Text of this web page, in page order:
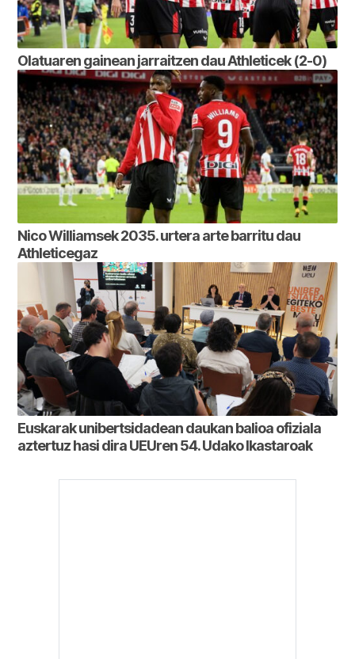
Olatuaren gainean jarraitzen dau Athleticek (2-0)
Nico Williamsek 2035. urtera arte barritu dau
Athleticegaz
Euskarak unibertsidadean daukan balioa ofiziala
aztertuz hasi dira UEUren 54. Udako Ikastaroak